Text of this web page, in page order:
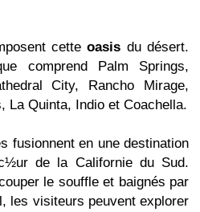
cetteoasis du désert.
comprend Palm Springs,
City, Rancho Mirage,
La Quinta, Indio et Coachella.
fusionnent en une destination
de la Californie du Sud.
le souffle et baignés par
les visiteurs peuvent explorer